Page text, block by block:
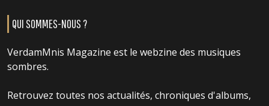
QUI SOMMES-NOUS ?
VerdamMnis Magazine est le webzine des musiques
sombres.
Retrouvez toutes nos actualités, chroniques d'albums,